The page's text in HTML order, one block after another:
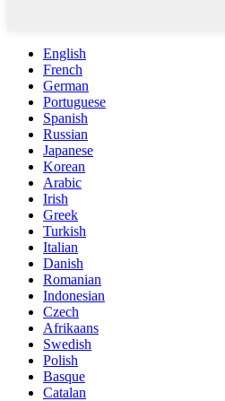
English
French
German
Portuguese
Spanish
Russian
Japanese
Korean
Arabic
Irish
Greek
Turkish
Italian
Danish
Romanian
Indonesian
Czech
Afrikaans
Swedish
Polish
Basque
Catalan